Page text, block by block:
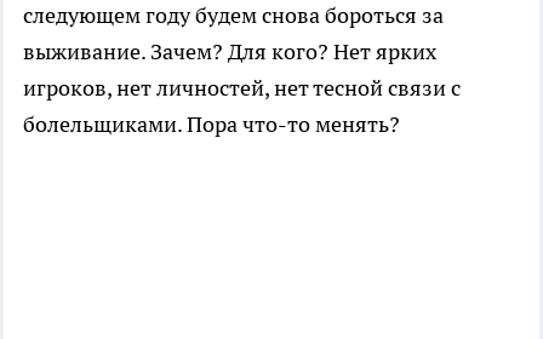
следующем году будем снова бороться за
выживание. Зачем? Для кого? Нет ярких
игроков, нет личностей, нет тесной связи с
болельщиками. Пора что-то менять?